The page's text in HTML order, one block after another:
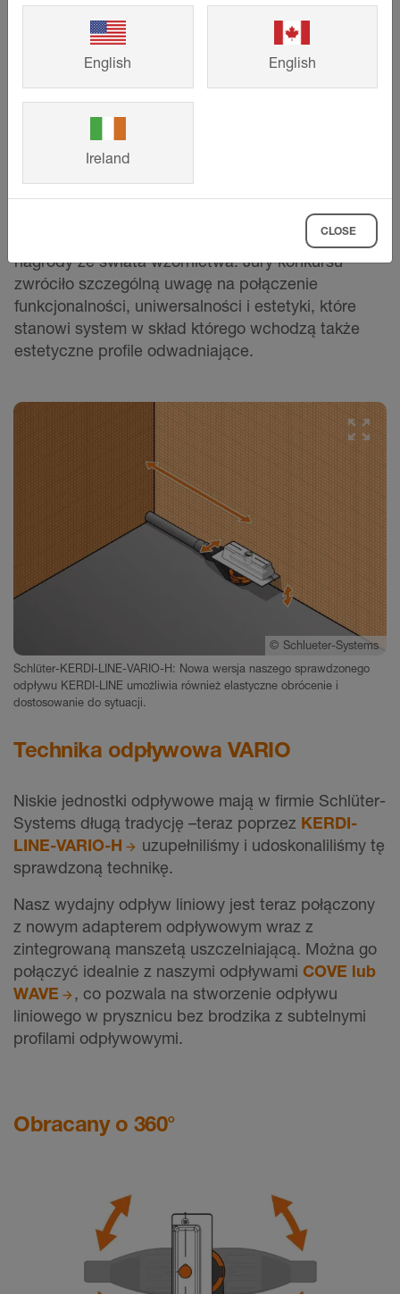
Red Dot Award: Product Design 2021 iPlus X
w czterech kategoriach: nasz
system otrzymał właśnie dwie renomowane
nagrody ze świata wzornictwa. Jury konkursu
zwróciło szczególną uwagę na połączenie
funkcjonalności, uniwersalności i estetyki, które
stanowi system w skład którego wchodzą także
estetyczne profile odwadniające.
© Schlueter-Systems
Schlüter-KERDI-LINE-VARIO-H: Nowa wersja naszego sprawdzonego
odpływu KERDI-LINE umożliwia również elastyczne obrócenie i
dostosowanie do sytuacji.
Technika odpływowa VARIO
Niskie jednostki odpływowe mają w firmie Schlüter-
Systems długą tradycję –teraz poprzez KERDI-
LINE-VARIO-H
uzupełniliśmy i udoskonaliliśmy tę
sprawdzoną technikę.
Nasz wydajny odpływ liniowy jest teraz połączony
z nowym adapterem odpływowym wraz z
zintegrowaną manszetą uszczelniającą. Można go
połączyć idealnie z naszymi odpływami COVE lub
WAVE
, co pozwala na stworzenie odpływu
liniowego w prysznicu bez brodzika z subtelnymi
profilami odpływowymi.
Obracany o 360°
English English
Ireland
CLOSE